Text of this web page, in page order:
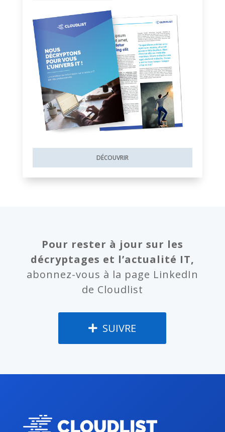
DÉCOUVRIR
Pour rester à jour sur les
décryptages et l’actualité IT,
abonnez-vous à la page LinkedIn
de Cloudlist
SUIVRE